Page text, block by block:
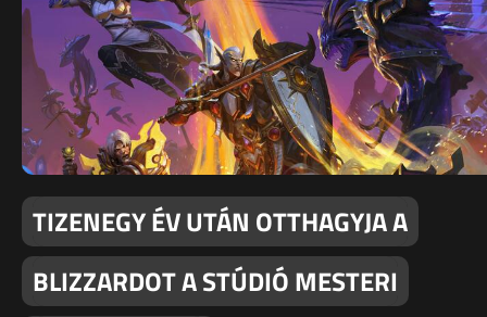
TIZENEGY ÉV UTÁN OTTHAGYJA A
BLIZZARDOT A STÚDIÓ MESTERI